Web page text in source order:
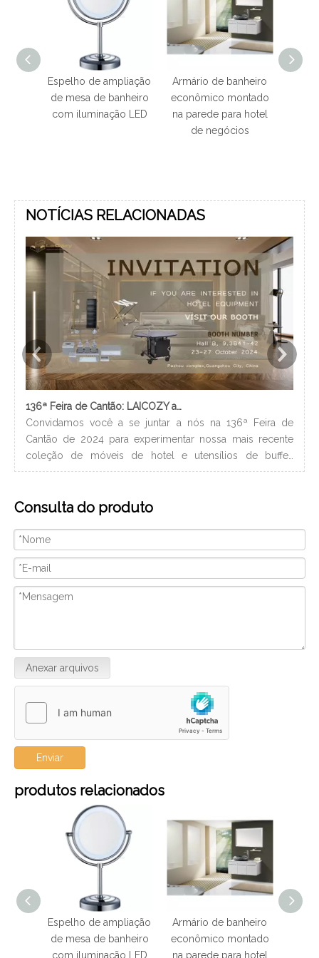
de ampliação
de banheiro
LED
Armário de banheiro
econômico montado
na parede para hotel
Armário de banho
dourado de aço
inoxidável 304 do
banheiro do hotel
NOTÍCIAS RELACIONADAS
136ª Feira de Cantão: LAICOZY apresenta o futuro dos móveis para hotéis e utensílios de buffet
Convidamos você a se juntar a nós na 136ª Feira de
Cantão de 2024 para experimentar nossa mais recente
coleção de móveis de hotel e utensílios de buffet.
Estamos ansiosos para nos conectar com profissionais da
nossa paixão por artesanato de qualidade e design
Consulta do produto
Anexar arquivos
Enviar
produtos relacionados
Espelho de ampliação
de mesa de banheiro
com iluminação LED
Armário de banheiro
econômico montado
na parede para hotel